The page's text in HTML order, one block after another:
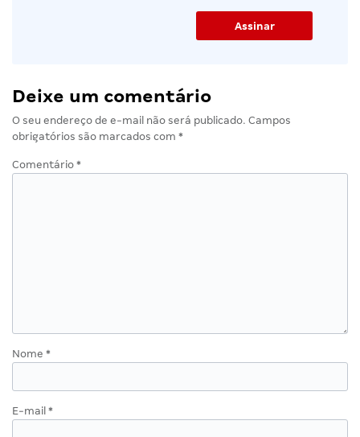
Deixe um comentário
O seu endereço de e-mail não será publicado. Campos
obrigatórios são marcados com *
Comentário *
Nome *
E-mail *